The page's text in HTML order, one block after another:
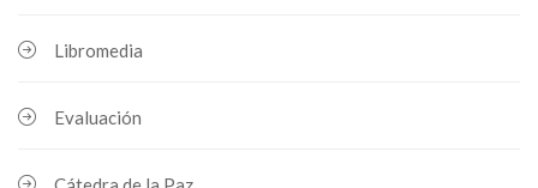
Libromedia
Evaluación